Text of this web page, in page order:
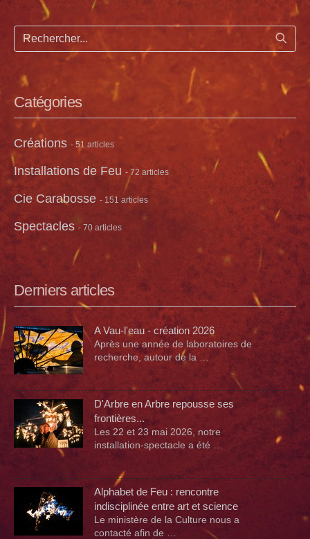
Catégories
Créations - 51 articles
Installations de Feu - 72 articles
Cie Carabosse - 151 articles
Spectacles- 70 articles
Derniers articles
A Vau-l'eau - création 2026
Après une année de laboratoires de
recherche, autour de la …
D'Arbre en Arbre repousse ses
frontières...
Les 22 et 23 mai 2026, notre
installation-spectacle a été …
Alphabet de Feu : rencontre
indisciplinée entre art et science
Le ministère de la Culture nous a
contacté afin de …